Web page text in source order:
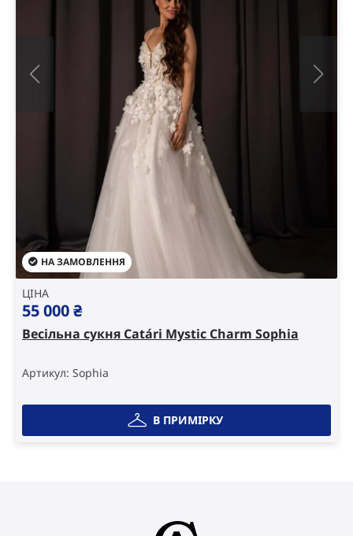
НА ЗАМОВЛЕННЯ
ЦІНА
55 000₴
Весільна сукня Catári Mystic Charm Sophia
Артикул: Sophia
В ПРИМІРКУ